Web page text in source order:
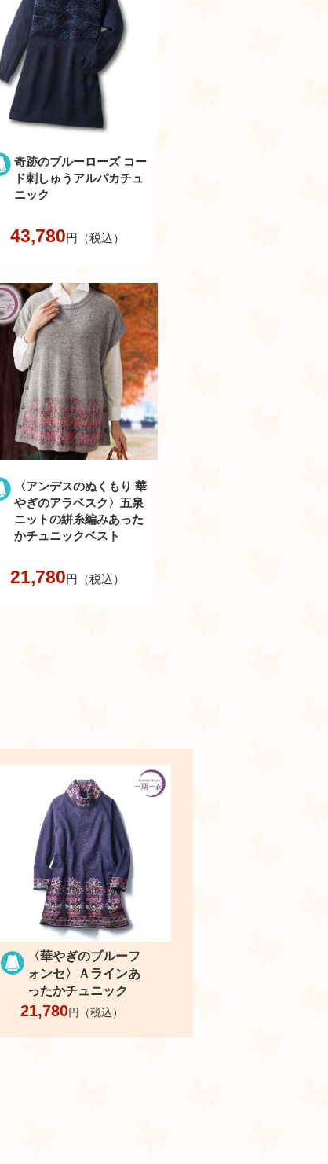
奇跡のブルーローズ コー
ド刺しゅうアルパカチュ
ニック
43,780円（税込）
〈アンデスのぬくもり 華
やぎのアラベスク〉五泉
ニットの絣糸編みあった
かチュニックベスト
21,780円（税込）
〈華やぎのブルーフ
ォンセ〉Ａラインあ
ったかチュニック
21,780円（税込）